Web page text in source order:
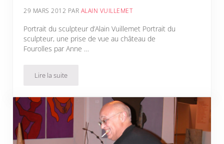
29 MARS 2012 PAR ALAIN VUILLEMET
Portrait du sculpteur d’Alain Vuillemet Portrait du
sculpteur, une prise de vue au château de
Fourolles par Anne …
Lire la suitePortrait du sculpteur à la ds bleu